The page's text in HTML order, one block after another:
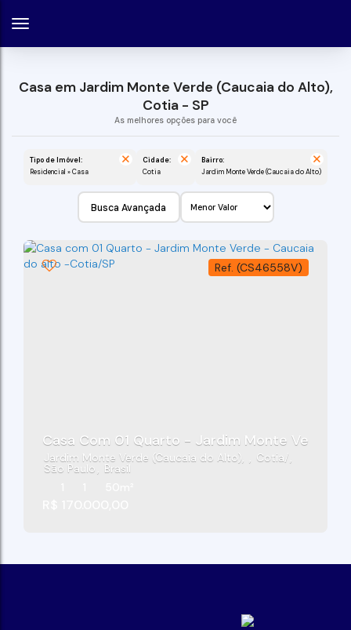
Casa em Jardim Monte Verde (Caucaia do Alto),
Cotia - SP
Tipo de Imóvel:
Residencial » Casa
Cidade:
Cotia
Bairro:
Jardim Monte Verde (Caucaia do Alto)
Busca Avançada
(CS46558V)
Casa Com 01 Quarto - Jardim Monte Verde -
Jardim Monte Verde (Caucaia do Alto) Cotia
São Paulo
Brasil